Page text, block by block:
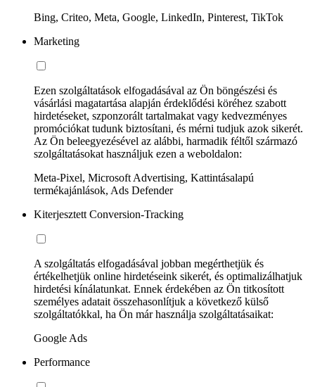
Bing, Criteo, Meta, Google, LinkedIn, Pinterest, TikTok
Marketing
Ezen szolgáltatások elfogadásával az Ön böngészési és
vásárlási magatartása alapján érdeklődési köréhez szabott
hirdetéseket, szponzorált tartalmakat vagy kedvezményes
promóciókat tudunk biztosítani, és mérni tudjuk azok sikerét.
Az Ön beleegyezésével az alábbi, harmadik féltől származó
szolgáltatásokat használjuk ezen a weboldalon:
Meta-Pixel, Microsoft Advertising, Kattintásalapú
termékajánlások, Ads Defender
Kiterjesztett Conversion-Tracking
A szolgáltatás elfogadásával jobban megérthetjük és
értékelhetjük online hirdetéseink sikerét, és optimalizálhatjuk
hirdetési kínálatunkat. Ennek érdekében az Ön titkosított
személyes adatait összehasonlítjuk a következő külső
szolgáltatókkal, ha Ön már használja szolgáltatásaikat:
Google Ads
Performance